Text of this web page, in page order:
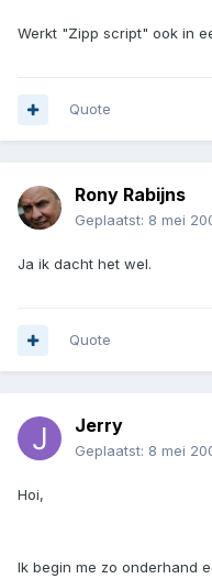
Werkt "Zipp script" ook in
Quote
Rony Rabijns
Geplaatst: 8 mei
Ja ik dacht het wel.
Quote
Jerry
Geplaatst: 8 mei
Hoi,
Ik begin me zo onderhand